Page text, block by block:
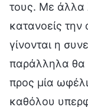
τους. Με άλλα
κατανοείς την
γίνονται η
παράλληλα θα
προς μία
καθόλου